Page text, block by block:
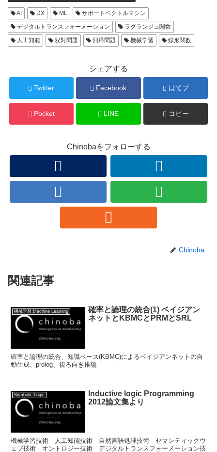
AI DX ML
サポートベクトルマシン
デジタルトランスフォーメーション
ラグランジュ関数
人工知能
双対問題 回帰問題 機械学習 線形関数
シェアする
Twitter Facebook はてブ
Pocket LINE コピー
Chinobaをフォローする
Chinoba
関連記事
機械学習:Machine Learning
確率と論理の統合(1) ベイジアン
ネットとKBMCとPRMとSRL
確率と論理の統合、知識ベース(KBMC)によるベイジアンネットの自
動生成、prolog、後ろ向き推論
Symbolic Logic
Inductive logic Programming
2012論文集より
機械学習技術 人工知能技術 自然言語処理技術 セマンティックウ
ェブ技術 オントロジー技術 デジタルトランスフォーメーション技